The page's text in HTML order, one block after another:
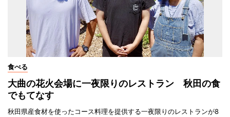
食べる
大曲の花火会場に一夜限りのレストラン 秋田の食
でもてなす
秋田県産食材を使ったコース料理を提供する一夜限りのレストランが8